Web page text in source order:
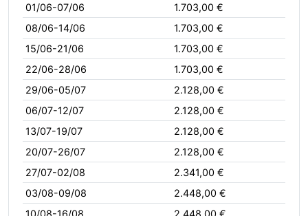
01/06-07/06
1.703,00 €
08/06-14/06
1.703,00 €
15/06-21/06
1.703,00 €
22/06-28/06
1.703,00 €
29/06-05/07
2.128,00 €
06/07-12/07
2.128,00 €
13/07-19/07
2.128,00 €
20/07-26/07
2.128,00 €
27/07-02/08
2.341,00 €
03/08-09/08
2.448,00 €
10/08-16/08
2.448,00 €